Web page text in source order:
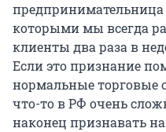
предпринимательница
которыми мы всегда
клиенты два раза в
Если это признание
нормальные торговые
что-то в РФ очень
наконец признавать